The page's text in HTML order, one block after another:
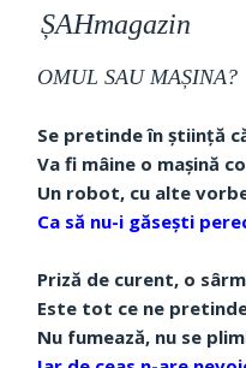
ȘAHmagazin
OMUL SAU MAȘINA?
Se pretinde în știință
Va fi mâine o mașină
Un robot, cu alte
Ca să nu-i găsești
Priză de curent, o
Este tot ce ne
Nu fumează, nu se